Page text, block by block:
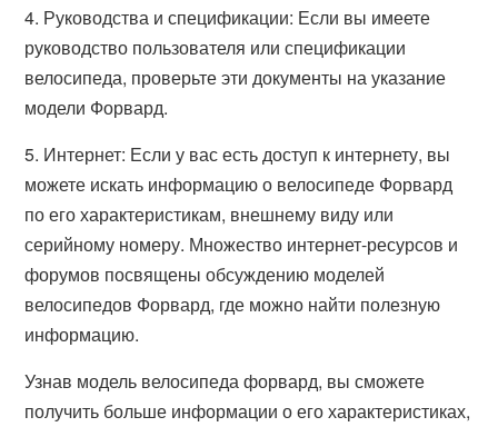
4. Руководства и спецификации: Если вы имеете
руководство пользователя или спецификации
велосипеда, проверьте эти документы на указание
модели Форвард.
5. Интернет: Если у вас есть доступ к интернету, вы
можете искать информацию о велосипеде Форвард
по его характеристикам, внешнему виду или
серийному номеру. Множество интернет-ресурсов и
форумов посвящены обсуждению моделей
велосипедов Форвард, где можно найти полезную
информацию.
Узнав модель велосипеда форвард, вы сможете
получить больше информации о его характеристиках,